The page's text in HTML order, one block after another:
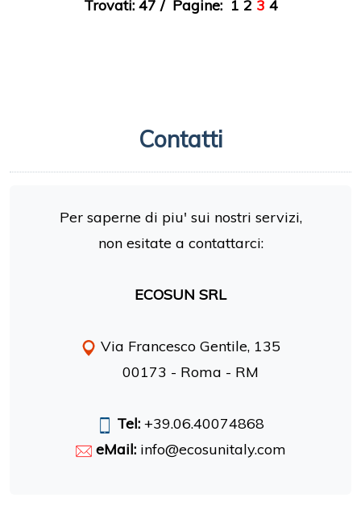
Trovati: 47 / Pagine: 1 2 3 4
Contatti
Per saperne di piu' sui nostri servizi,
non esitate a contattarci:
ECOSUN SRL
Via Francesco Gentile, 135
00173 - Roma - RM
Tel: +39.06.40074868
eMail: info@ecosunitaly.com